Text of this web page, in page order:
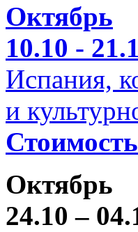
Октябрь
10.10 -
Испания,
и
Октябрь
24.10 –